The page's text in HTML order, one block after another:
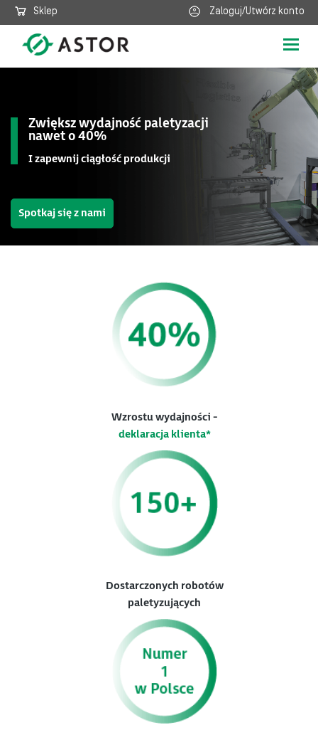
Sklep Zaloguj/Utwórz konto
Zwiększ wydajność paletyzacji
nawet o 40%
I zapewnij ciągłość produkcji
Spotkaj się z nami
Wzrostu wydajności -
deklaracja klienta*
Dostarczonych robotów
paletyzujących